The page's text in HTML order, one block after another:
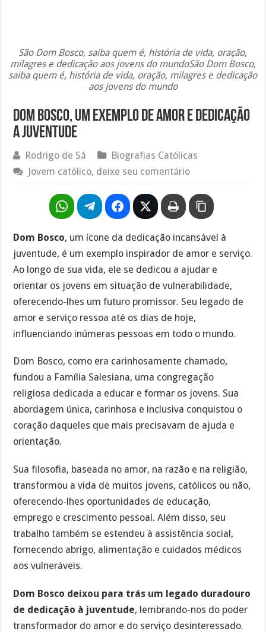
São Dom Bosco, saiba quem é, história de vida, oração,
milagres e dedicação aos jovens do mundoSão Dom Bosco,
saiba quem é, história de vida, oração, milagres e dedicação
aos jovens do mundo
Dom Bosco, um exemplo de amor e dedicação
a juventude
Rodrigo de Sá
Biografias Católicas
Jovem católico, deixe seu comentário
Dom Bosco, um ícone da dedicação incansável à
juventude, é um exemplo inspirador de amor e serviço.
Ao longo de sua vida, ele se dedicou a ajudar e
orientar os jovens em situação de vulnerabilidade,
oferecendo-lhes um futuro promissor. Seu legado de
amor e serviço ressoa até os dias de hoje,
influenciando inúmeras pessoas em todo o mundo.
Dom Bosco, como era carinhosamente chamado,
fundou a Família Salesiana, uma congregação
religiosa dedicada a educar e formar os jovens. Sua
abordagem única, carinhosa e inclusiva conquistou o
coração daqueles que mais precisavam de ajuda e
orientação.
Sua filosofia, baseada no amor, na razão e na religião,
transformou a vida de muitos jovens, católicos ou não,
oferecendo-lhes oportunidades de educação,
emprego e crescimento pessoal. Além disso, seu
trabalho também se estendeu à assistência social,
fornecendo abrigo, alimentação e cuidados médicos
aos vulneráveis.
Dom Bosco deixou para trás um legado duradouro
de dedicação à juventude, lembrando-nos do poder
transformador do amor e do serviço desinteressado.